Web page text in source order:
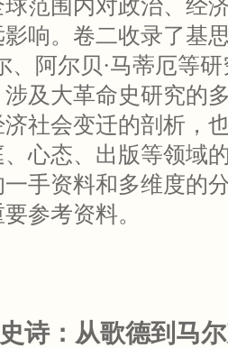
范围内对政治、经
响。卷二收录了基
、阿尔贝·马蒂厄等
及大革命史研究的
社会变迁的剖析，
心态、出版等领域
手资料和多维度的
参考资料。
史诗：从歌德到马